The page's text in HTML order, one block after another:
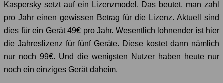
Kaspersky setzt auf ein Lizenzmodel. Das beutet, man zahl
pro Jahr einen gewissen Betrag für die Lizenz. Aktuell sind
dies für ein Gerät 49€ pro Jahr. Wesentlich lohnender ist hier
die Jahreslizenz für fünf Geräte. Diese kostet dann nämlich
nur noch 99€. Und die wenigsten Nutzer haben heute nur
noch ein einziges Gerät daheim.